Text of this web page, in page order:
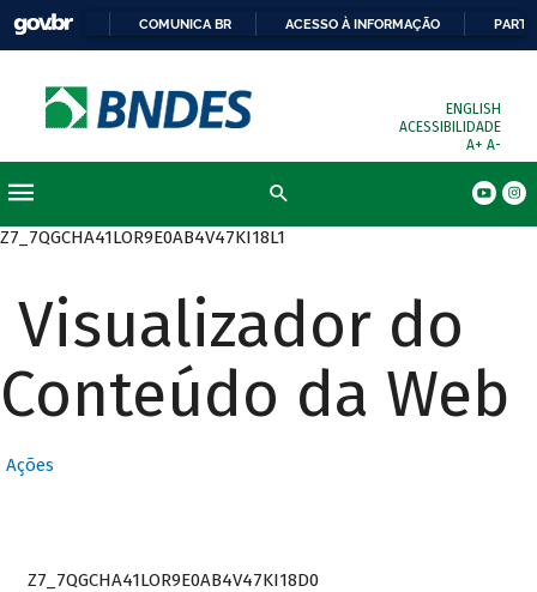
COMUNICA BR ACESSO À INFORMAÇÃO
ENGLISH
ACESSIBILIDADE
A+ A-
Z7_7QGCHA41LOR9E0AB4V47KI18L1
Visualizador do
Conteúdo da Web
Ações
Z7_7QGCHA41LOR9E0AB4V47KI18D0